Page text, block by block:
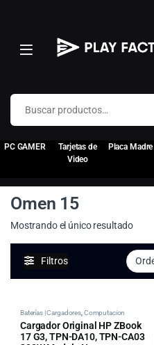
Buscar por:
PC GAMER
Tarjetas de
Video
Placa Madre
Omen 15
Mostrando el único resultado
Filtros
Baterías | Cargadores Computacion
Cargador Original HP ZBook
17 G3, TPN-DA10, TPN-CA03